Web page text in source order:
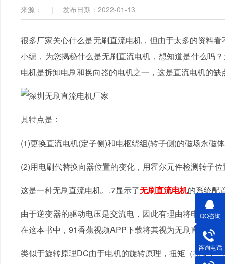
来源： | 发布日期：2022-01-13
很多厂家关心什么是无刷直流电机，但由于太多的资料
小编，为您揭秘什么是无刷直流电机，想知道是什
电机是拆卸电刷和换向器的电机之一，这是直流电机的缺点
其特点是：
(1)更换直流电机(定子侧)和电枢绕组(转子侧)的磁场永磁体
(2)用电刷代替换向器位置的变化，用霍尔元件检测转子位
这是一种无刷直流电机。.7显示了无刷直流电机的系统配置
由于逆变器的驱动电压是交流电，因此有理由将电机分类
在这本书中，91香蕉视频APP下载将其视为无刷直流电机
类似于旋转原理DC由于电机的旋转原理，扭矩（扭矩）
QQ咨询
咨询电话